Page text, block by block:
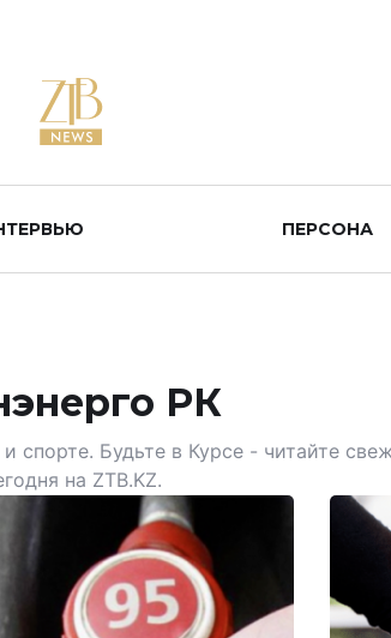
ПЕРСОНА
РК
спорте. Будьте в Курсе - читайте
на ZTB.KZ.